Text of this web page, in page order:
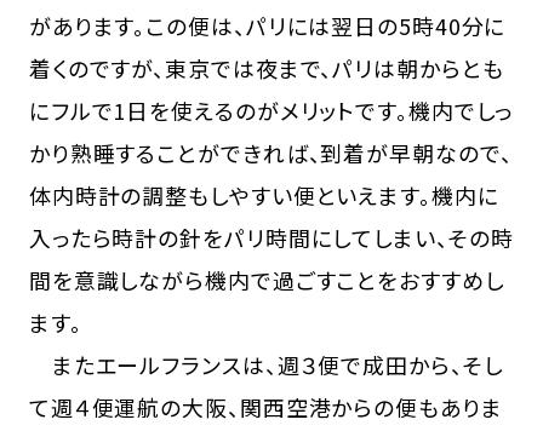
があります。この便は、パリには翌日の5時40分に
着くのですが、東京では夜まで、パリは朝からとも
にフルで1日を使えるのがメリットです。機内でしっ
かり熟睡することができれば、到着が早朝なので、
体内時計の調整もしやすい便といえます。機内に
入ったら時計の針をパリ時間にしてしまい、その時
間を意識しながら機内で過ごすことをおすすめし
ます。
またエールフランスは、週３便で成田から、そし
て週４便運航の大阪、関西空港からの便もありま